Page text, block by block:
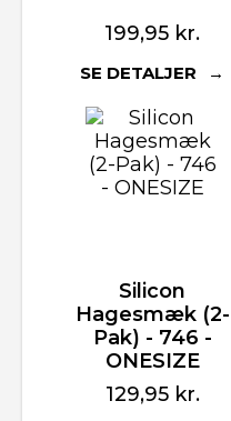
199,95 kr.
SE DETALJER
Silicon
Hagesmæk (2-
Pak) - 746 -
ONESIZE
129,95 kr.